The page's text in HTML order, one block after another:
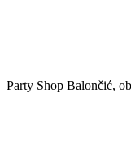
Party Shop Balončić,